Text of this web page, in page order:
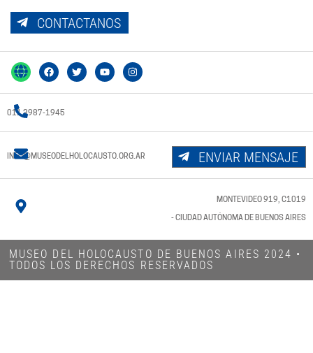
CONTACTANOS
011 3987-1945
INFO@MUSEODELHOLOCAUSTO.ORG.AR ENVIAR MENSAJE
MONTEVIDEO 919, C1019
- CIUDAD AUTÓNOMA DE BUENOS AIRES
MUSEO DEL HOLOCAUSTO DE BUENOS AIRES 2024​ •
TODOS LOS DERECHOS RESERVADOS